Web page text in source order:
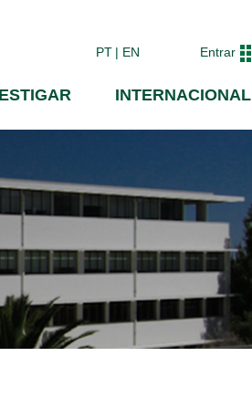
PT EN Entrar
INTERNACIONAL